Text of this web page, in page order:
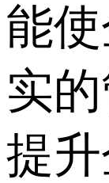
能
实的
提